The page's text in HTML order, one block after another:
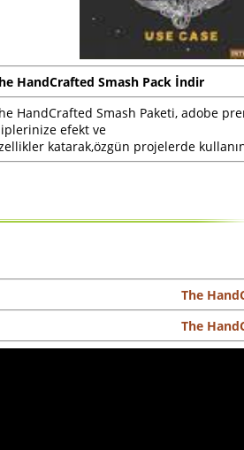
HandCrafted Smash Pack İndir
HandCrafted Smash Paketi, adobe
efekt ve
katarak,özgün projelerde
The
The